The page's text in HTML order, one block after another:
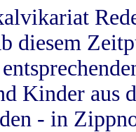
diesem
Kinder aus
- in